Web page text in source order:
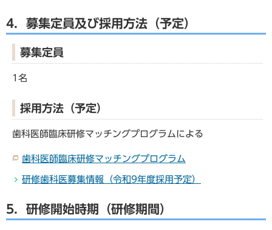
4．募集定員及び採用方法（予定）
募集定員
1名
採用方法（予定）
歯科医師臨床研修マッチングプログラムによる
歯科医師臨床研修マッチングプログラム
研修歯科医募集情報（令和9年度採用予定）
5．研修開始時期（研修期間）